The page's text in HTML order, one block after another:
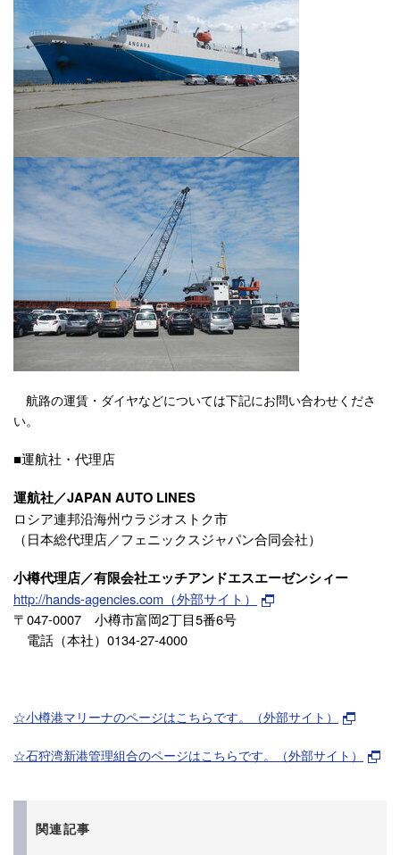
航路の運賃・ダイヤなどについては下記にお問い合わせくださ
い。
■運航社・代理店
運航社／JAPAN AUTO LINES
ロシア連邦沿海州ウラジオストク市
（日本総代理店／フェニックスジャパン合同会社）
小樽代理店／有限会社エッチアンドエスエーゼンシィー
http://hands-agencies.com（外部サイト）
〒047-0007 小樽市富岡2丁目5番6号
電話（本社）0134-27-4000
☆小樽港マリーナのページはこちらです。（外部サイト）
☆石狩湾新港管理組合のページはこちらです。（外部サイト）
関連記事